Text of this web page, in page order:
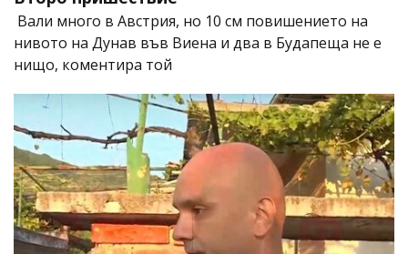
Вали много в Австрия, но 10 см повишението на
нивото на Дунав във Виена и два в Будапеща не е
нищо, коментира той